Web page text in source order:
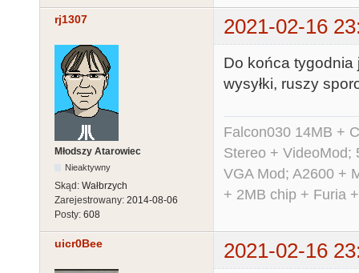
rj1307 2021-02-16
Młodszy Atarowiec
Nieaktywny
Skąd: Wałbrzych
Zarejestrowany: 2014-08-06
Posty: 608
Do końca tygodnia
wysyłki, ruszy
Falcon030 14MB +
Stereo + VideoMod;
VGA Mod; A2600 +
+ 2MB chip + Furia
uicr0Bee 2021-02-16